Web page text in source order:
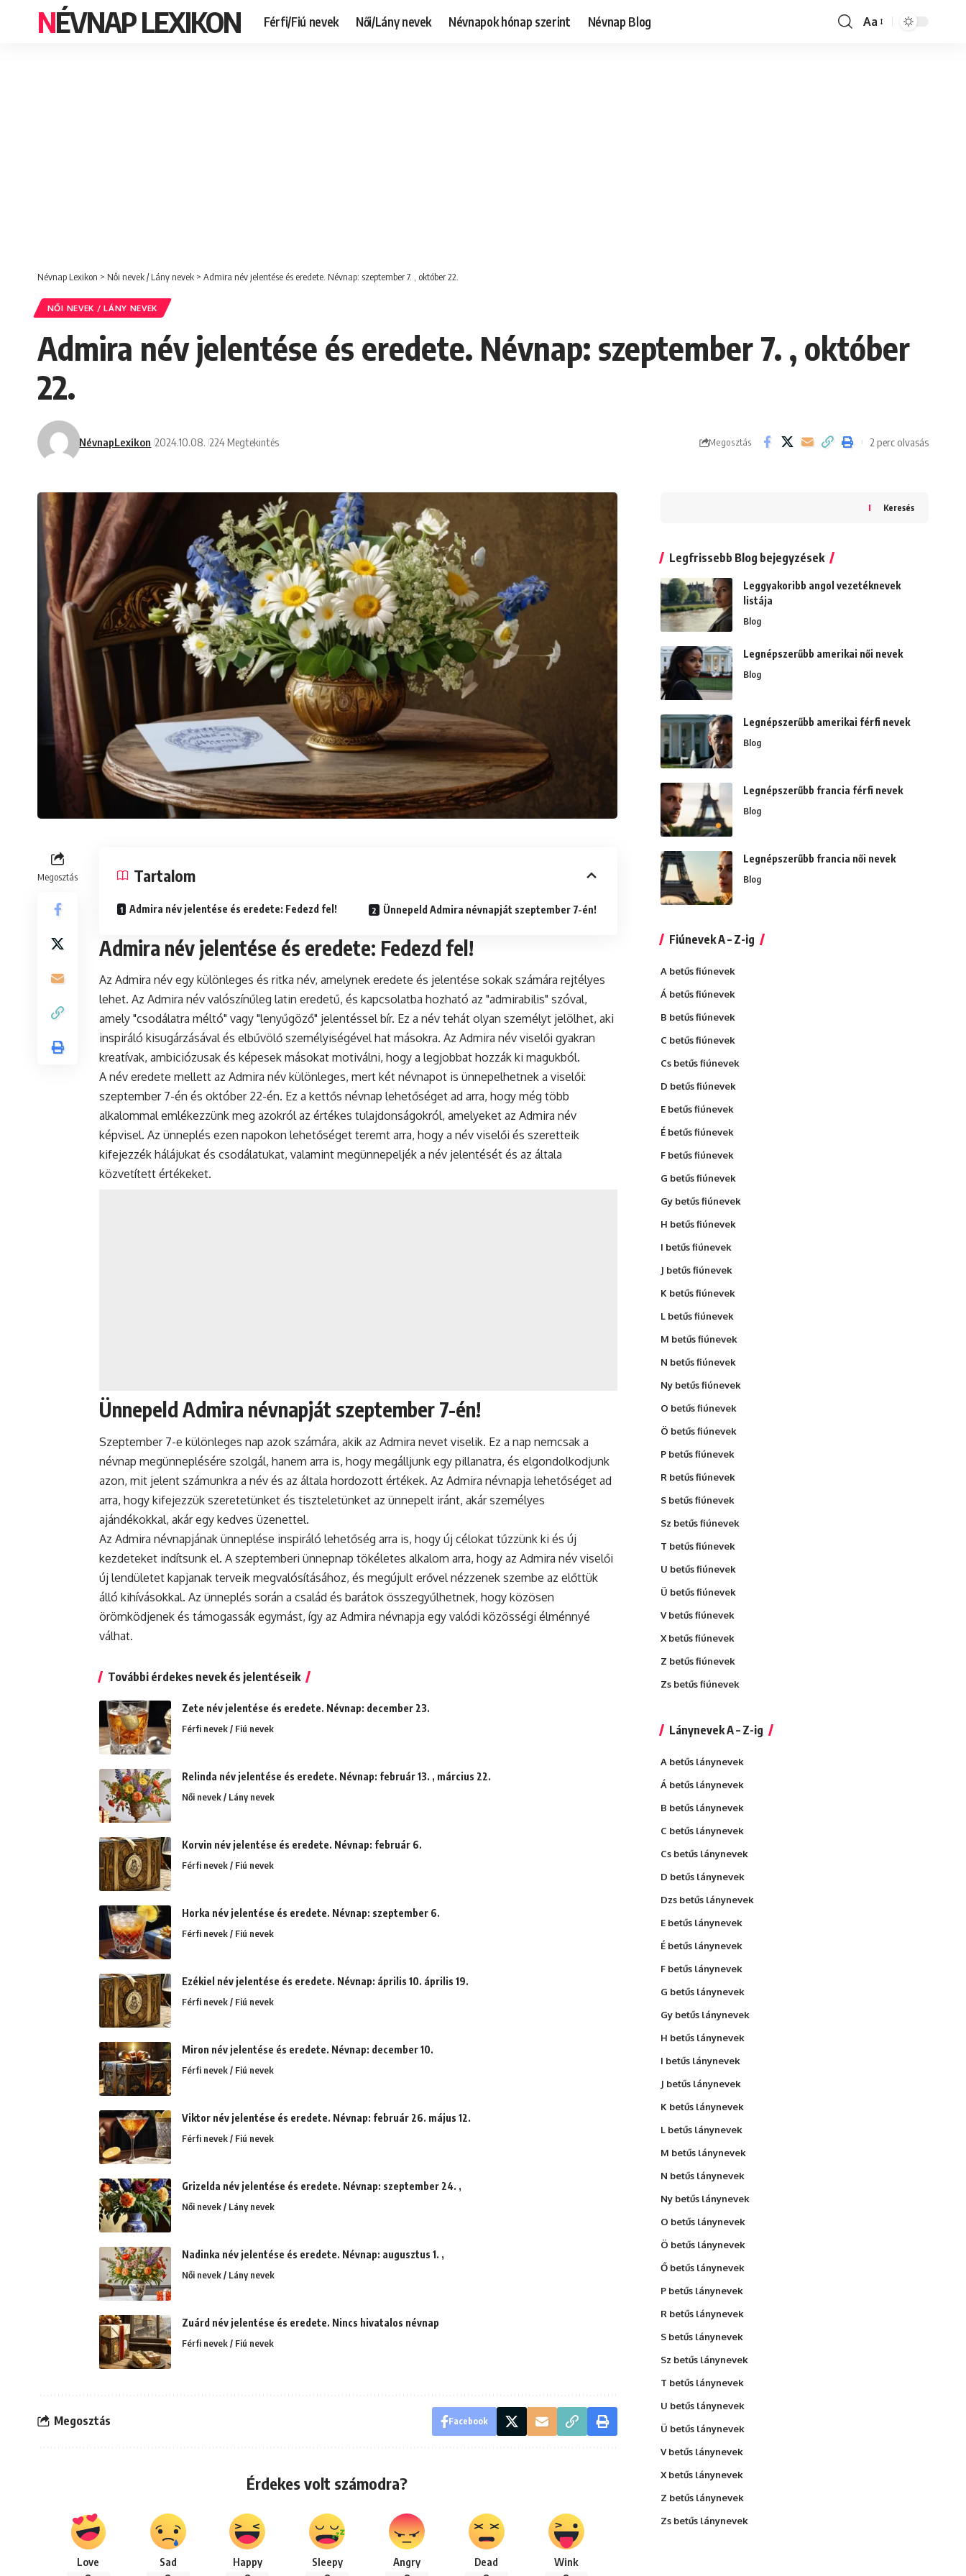
NÉVNAP LEXIKON Férfi/Fiú nevek Női/Lány nevek Névnapok hónap szerint Névnap Blog
Font
Aa
Névnap Lexikon > Női nevek / Lány nevek > Admira név jelentése és eredete. Névnap: szeptember 7. , október 22.
NŐI NEVEK / LÁNY NEVEK
Admira név jelentése és eredete. Névnap: szeptember 7. , október
22.
NévnapLexikon 2024.10.08. 224 Megtekintés Megosztás 2 perc olvasás
Megosztás Tartalom
Admira név jelentése és eredete: Fedezd fel! Ünnepeld Admira névnapját szeptember 7-én!
Admira név jelentése és eredete: Fedezd fel!
Az Admira név egy különleges és ritka név, amelynek eredete és jelentése sokak számára rejtélyes
lehet. Az Admira név valószínűleg latin eredetű, és kapcsolatba hozható az "admirabilis" szóval,
amely "csodálatra méltó" vagy "lenyűgöző" jelentéssel bír. Ez a név tehát olyan személyt jelölhet, aki
inspiráló kisugárzásával és elbűvölő személyiségével hat másokra. Az Admira név viselői gyakran
kreatívak, ambiciózusak és képesek másokat motiválni, hogy a legjobbat hozzák ki magukból.
A név eredete mellett az Admira név különleges, mert két névnapot is ünnepelhetnek a viselői:
szeptember 7-én és október 22-én. Ez a kettős névnap lehetőséget ad arra, hogy még több
alkalommal emlékezzünk meg azokról az értékes tulajdonságokról, amelyeket az Admira név
képvisel. Az ünneplés ezen napokon lehetőséget teremt arra, hogy a név viselői és szeretteik
kifejezzék hálájukat és csodálatukat, valamint megünnepeljék a név jelentését és az általa
közvetített értékeket.
Ünnepeld Admira névnapját szeptember 7-én!
Szeptember 7-e különleges nap azok számára, akik az Admira nevet viselik. Ez a nap nemcsak a
névnap megünneplésére szolgál, hanem arra is, hogy megálljunk egy pillanatra, és elgondolkodjunk
azon, mit jelent számunkra a név és az általa hordozott értékek. Az Admira névnapja lehetőséget ad
arra, hogy kifejezzük szeretetünket és tiszteletünket az ünnepelt iránt, akár személyes
ajándékokkal, akár egy kedves üzenettel.
Az Admira névnapjának ünneplése inspiráló lehetőség arra is, hogy új célokat tűzzünk ki és új
kezdeteket indítsunk el. A szeptemberi ünnepnap tökéletes alkalom arra, hogy az Admira név viselői
új lendületet kapjanak terveik megvalósításához, és megújult erővel nézzenek szembe az előttük
álló kihívásokkal. Az ünneplés során a család és barátok összegyűlhetnek, hogy közösen
örömködjenek és támogassák egymást, így az Admira névnapja egy valódi közösségi élménnyé
válhat.
További érdekes nevek és jelentéseik
Zete név jelentése és eredete. Névnap: december 23.
Férfi nevek / Fiú nevek
Relinda név jelentése és eredete. Névnap: február 13. , március 22.
Női nevek / Lány nevek
Korvin név jelentése és eredete. Névnap: február 6.
Férfi nevek / Fiú nevek
Horka név jelentése és eredete. Névnap: szeptember 6.
Férfi nevek / Fiú nevek
Ezékiel név jelentése és eredete. Névnap: április 10. április 19.
Férfi nevek / Fiú nevek
Miron név jelentése és eredete. Névnap: december 10.
Férfi nevek / Fiú nevek
Viktor név jelentése és eredete. Névnap: február 26. május 12.
Férfi nevek / Fiú nevek
Grizelda név jelentése és eredete. Névnap: szeptember 24. ,
Női nevek / Lány nevek
Nadinka név jelentése és eredete. Névnap: augusztus 1. ,
Női nevek / Lány nevek
Zuárd név jelentése és eredete. Nincs hivatalos névnap
Férfi nevek / Fiú nevek
Megosztás Facebook
Érdekes volt számodra?
Love Sad Happy Sleepy Angry Dead Wink
Keresés
Legfrissebb Blog bejegyzések
Leggyakoribb angol vezetéknevek
listája
Blog
Legnépszerűbb amerikai női nevek
Blog
Legnépszerűbb amerikai férfi nevek
Blog
Legnépszerűbb francia férfi nevek
Blog
Legnépszerűbb francia női nevek
Blog
Fiúnevek A – Z-ig
A betűs fiúnevek
Á betűs fiúnevek
B betűs fiúnevek
C betűs fiúnevek
Cs betűs fiúnevek
D betűs fiúnevek
E betűs fiúnevek
É betűs fiúnevek
F betűs fiúnevek
G betűs fiúnevek
Gy betűs fiúnevek
H betűs fiúnevek
I betűs fiúnevek
J betűs fiúnevek
K betűs fiúnevek
L betűs fiúnevek
M betűs fiúnevek
N betűs fiúnevek
Ny betűs fiúnevek
O betűs fiúnevek
Ö betűs fiúnevek
P betűs fiúnevek
R betűs fiúnevek
S betűs fiúnevek
Sz betűs fiúnevek
T betűs fiúnevek
U betűs fiúnevek
Ü betűs fiúnevek
V betűs fiúnevek
X betűs fiúnevek
Z betűs fiúnevek
Zs betűs fiúnevek
Lánynevek A – Z-ig
A betűs lánynevek
Á betűs lánynevek
B betűs lánynevek
C betűs lánynevek
Cs betűs lánynevek
D betűs lánynevek
Dzs betűs lánynevek
E betűs lánynevek
É betűs lánynevek
F betűs lánynevek
G betűs lánynevek
Gy betűs lánynevek
H betűs lánynevek
I betűs lánynevek
J betűs lánynevek
K betűs lánynevek
L betűs lánynevek
M betűs lánynevek
N betűs lánynevek
Ny betűs lánynevek
O betűs lánynevek
Ö betűs lánynevek
Ő betűs lánynevek
P betűs lánynevek
R betűs lánynevek
S betűs lánynevek
Sz betűs lánynevek
T betűs lánynevek
U betűs lánynevek
Ü betűs lánynevek
V betűs lánynevek
X betűs lánynevek
Z betűs lánynevek
Zs betűs lánynevek